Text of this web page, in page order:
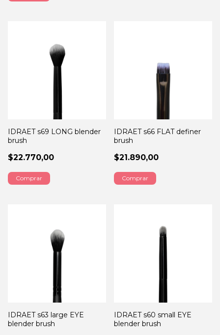
IDRAET s69 LONG blender
brush
$22.770,00
IDRAET s66 FLAT definer
brush
$21.890,00
IDRAET s63 large EYE
blender brush
IDRAET s60 small EYE
blender brush